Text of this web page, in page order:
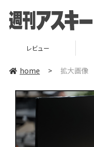
レビュー
home > 拡大画像